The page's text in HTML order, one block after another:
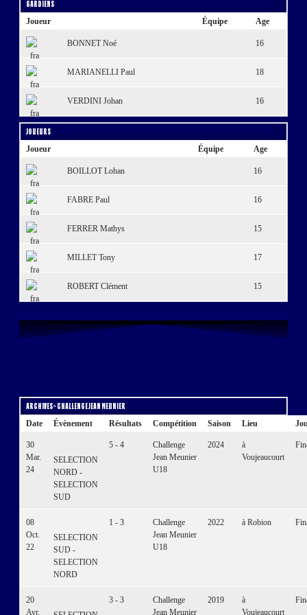
Gardiens
Joueur Équipe Age
BONNET Noé 16
MARIANELLI Paul 18
VERDINI Johan 16
Joueurs
Joueur Équipe Age
BOILLOT Lohan 16
FABRE Paul 16
FERRER Mathys 15
MILLET Tony 17
ROBERT Clément 15
Archives – Challenge Jean Meunier
Date Évènement Résultats Compétition Saison Lieu
30
Mar.
24
SELECTION
NORD -
SELECTION
SUD
5 - 4
Challenge
Jean Meunier
U18
2024
à
Voujeaucourt
08
Oct.
22
SELECTION
SUD -
SELECTION
NORD
1 - 3
Challenge
Jean Meunier
U18
2022 à Robion
20
Avr.
3 - 3
Challenge
Jean Meunier
2019
à
Voujeaucourt